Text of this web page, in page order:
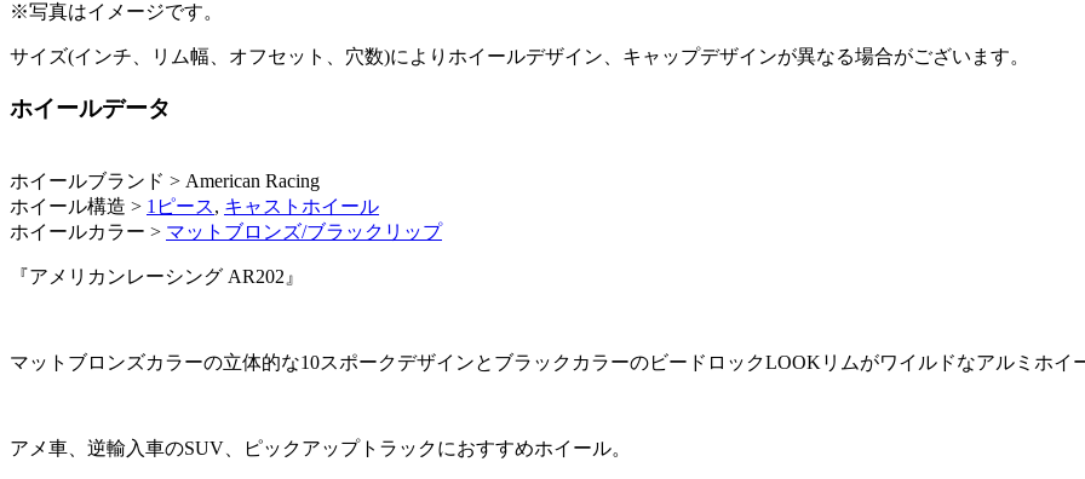
※写真はイメージです。
サイズ(インチ、リム幅、オフセット、穴数)によりホイールデザイン、キャップデザインが異なる場合がございます。
ホイールデータ
ホイールブランド > American Racing
ホイール構造 > 1ピース, キャストホイール
ホイールカラー > マットブロンズ/ブラックリップ
『アメリカンレーシング AR202』
マットブロンズカラーの立体的な10スポークデザインとブラックカラーのビードロックLOOKリムがワイルドなアルミホイ
アメ車、逆輸入車のSUV、ピックアップトラックにおすすめホイール。